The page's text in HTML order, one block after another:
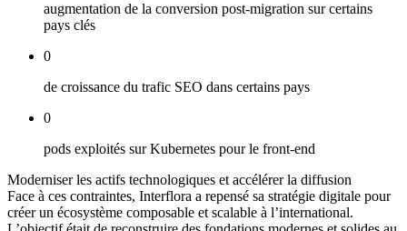
augmentation de la conversion post-migration sur certains
pays clés
0
de croissance du trafic SEO dans certains pays
0
pods exploités sur Kubernetes pour le front-end
Moderniser les actifs technologiques et accélérer la diffusion
Face à ces contraintes, Interflora a repensé sa stratégie digitale pour
créer un écosystème composable et scalable à l’international.